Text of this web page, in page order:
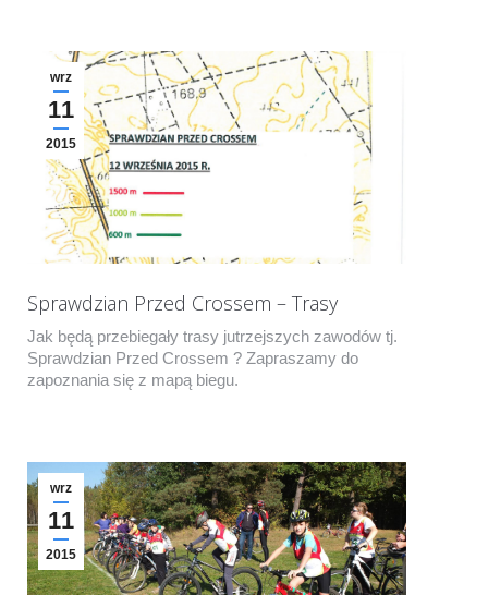
wrz
11
2015
Sprawdzian Przed Crossem – Trasy
Jak będą przebiegały trasy jutrzejszych zawodów tj.
Sprawdzian Przed Crossem ? Zapraszamy do
zapoznania się z mapą biegu.
wrz
11
2015